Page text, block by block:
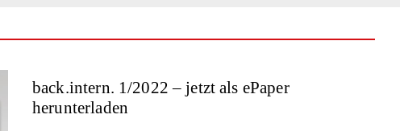
back.intern. 1/2022 – jetzt als ePaper
herunterladen